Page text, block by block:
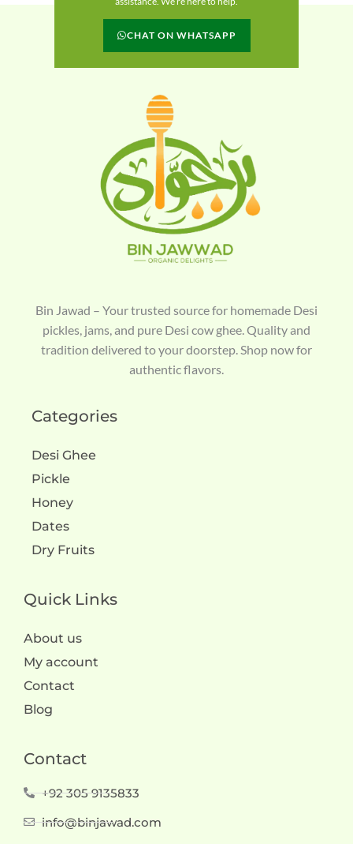
CHAT ON WHATSAPP
Bin Jawad – Your trusted source for homemade Desi
pickles, jams, and pure Desi cow ghee. Quality and
tradition delivered to your doorstep. Shop now for
authentic flavors.
Categories
Desi Ghee
Pickle
Honey
Dates
Dry Fruits
Quick Links
About us
My account
Contact
Blog
Contact
+92 305 9135833
info@binjawad.com